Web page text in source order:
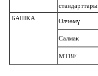
стандарттары
БАШКА Өлчөмү
Салмак
MTBF